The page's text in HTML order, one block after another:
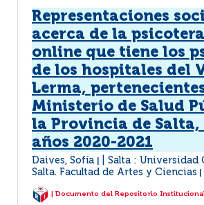
Representaciones
acerca de la
online que tiene los
de los hospitales del
Lerma,
Ministerio de Salud
la Provincia de Salta,
años 2020-2021
Daives, Sofía
Salta : Universidad
Salta. Facultad de Artes y Ciencias
| Documento del Repositorio